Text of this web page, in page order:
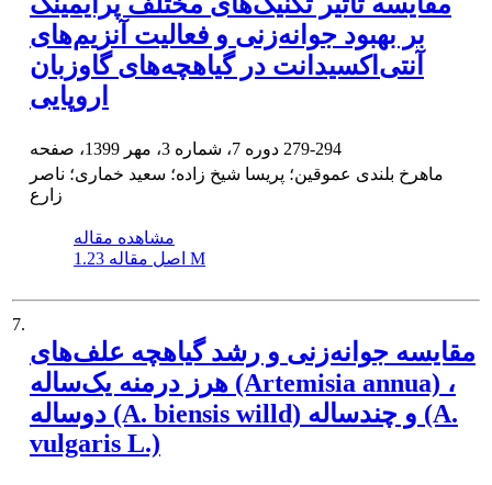
بر بهبود جوانه‌زنی و فعالیت آنزیم‌های
آنتی‌اکسیدانت در گیاهچه‌های گاوزبان
اروپایی
279-294
ماهرخ بلندی عموقین؛ پریسا شیخ زاده؛ سعید خماری؛ ناصر
زارع
مشاهده مقاله
اصل مقاله 1.23 M
7.
مقایسه جوانه‌زنی و رشد گیاهچه علف‌های
هرز‌ درمنه یک‌ساله (Artemisia annua) ،
دوساله (A. biensis willd) و چندساله (A.
vulgaris L.)